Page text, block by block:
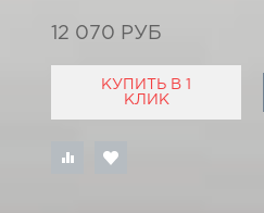
12 070 РУБ
КУПИТЬ В 1
КЛИК